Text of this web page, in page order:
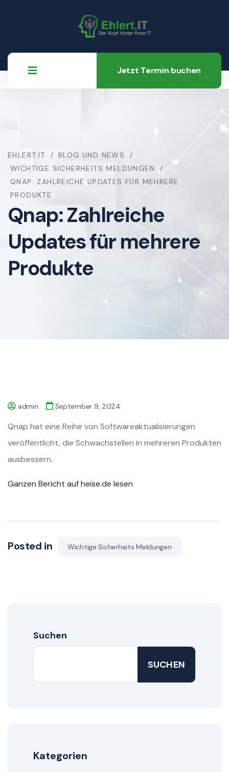
Jetzt Termin buchen
EHLERT.IT
BLOG UND NEWS
WICHTIGE SICHERHEITS MELDUNGEN
QNAP: ZAHLREICHE UPDATES FÜR MEHRERE
PRODUKTE
Qnap: Zahlreiche
Updates für mehrere
Produkte
admin September 9, 2024
Qnap hat eine Reihe von Softwareaktualisierungen
veröffentlicht, die Schwachstellen in mehreren Produkten
ausbessern.
Ganzen Bericht auf heise.de lesen
Posted in Wichtige Sicherheits Meldungen
Suchen
SUCHEN
Kategorien